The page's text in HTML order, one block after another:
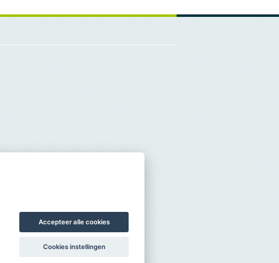
Accepteer alle cookies
Cookies instellingen